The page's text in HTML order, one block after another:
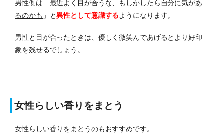
男性側は「最近よく目が合うな、もしかしたら自分に気があ
るのかも 」と異性として意識するようになります。
男性と目が合ったときは、優しく微笑んであげるとより好印
象を残せるでしょう。
女性らしい香りをまとう
女性らしい香りをまとうのもおすすめです。